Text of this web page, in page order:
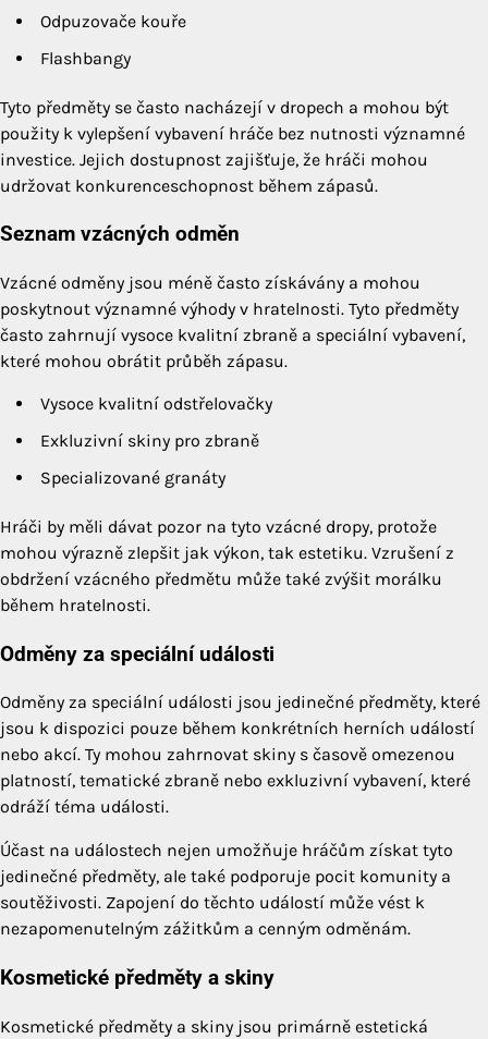
Odpuzovače kouře
Flashbangy
Tyto předměty se často nacházejí v dropech a mohou být
použity k vylepšení vybavení hráče bez nutnosti významné
investice. Jejich dostupnost zajišťuje, že hráči mohou
udržovat konkurenceschopnost během zápasů.
Seznam vzácných odměn
Vzácné odměny jsou méně často získávány a mohou
poskytnout významné výhody v hratelnosti. Tyto předměty
často zahrnují vysoce kvalitní zbraně a speciální vybavení,
které mohou obrátit průběh zápasu.
Vysoce kvalitní odstřelovačky
Exkluzivní skiny pro zbraně
Specializované granáty
Hráči by měli dávat pozor na tyto vzácné dropy, protože
mohou výrazně zlepšit jak výkon, tak estetiku. Vzrušení z
obdržení vzácného předmětu může také zvýšit morálku
během hratelnosti.
Odměny za speciální události
Odměny za speciální události jsou jedinečné předměty, které
jsou k dispozici pouze během konkrétních herních událostí
nebo akcí. Ty mohou zahrnovat skiny s časově omezenou
platností, tematické zbraně nebo exkluzivní vybavení, které
odráží téma události.
Účast na událostech nejen umožňuje hráčům získat tyto
jedinečné předměty, ale také podporuje pocit komunity a
soutěživosti. Zapojení do těchto událostí může vést k
nezapomenutelným zážitkům a cenným odměnám.
Kosmetické předměty a skiny
Kosmetické předměty a skiny jsou primárně estetická